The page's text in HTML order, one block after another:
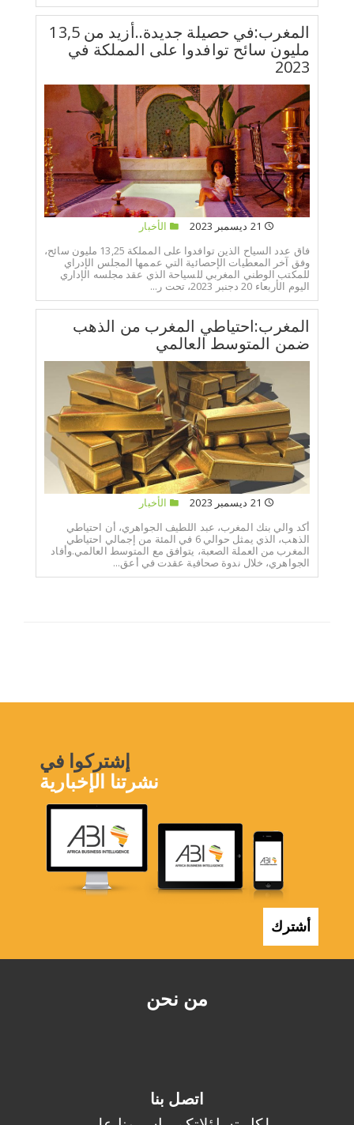
المغرب:في حصيلة جديدة..أزيد من 13,5
مليون سائح توافدوا على المملكة في
2023
الأخبار
فاق عدد السياح الذين توافدوا على المملكة 13,25 مليون سائح،
وفق آخر المعطيات الإحصائية التي عممها المجلس الإدراي
للمكتب الوطني المغربي للسياحة الذي عقد مجلسه الإداري
اليوم الأربعاء 20 دجنبر 2023، تحت ر...
المغرب:احتياطي المغرب من الذهب
ضمن المتوسط العالمي
الأخبار
أكد والي بنك المغرب، عبد اللطيف الجواهري، أن احتياطي
الذهب، الذي يمثل حوالي 6 في المئة من إجمالي احتياطي
المغرب من العملة الصعبة، يتوافق مع المتوسط العالمي.وأفاد
الجواهري، خلال ندوة صحافية عقدت في أعق...
من نحن
اتصل بنا
إشتركوا في
نشرتنا الإخبارية
أشترك